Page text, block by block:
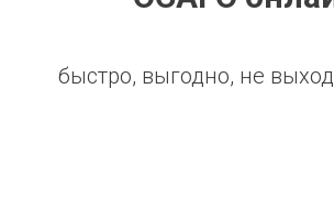
быстро, выгодно, не